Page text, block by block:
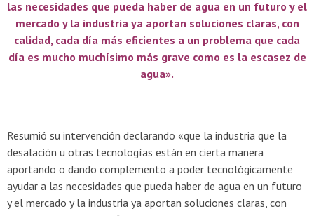
las necesidades que pueda haber de agua en un futuro y el
mercado y la industria ya aportan soluciones claras, con
calidad, cada día más eficientes a un problema que cada
día es mucho muchísimo más grave como es la escasez de
agua».
Resumió su intervención declarando «que la industria que la
desalación u otras tecnologías están en cierta manera
aportando o dando complemento a poder tecnológicamente
ayudar a las necesidades que pueda haber de agua en un futuro
y el mercado y la industria ya aportan soluciones claras, con